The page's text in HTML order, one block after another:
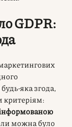
GDPR:
яка згода,
критеріям:
можна було